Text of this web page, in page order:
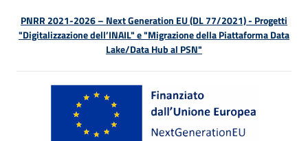
PNRR 2021-2026 – Next Generation EU (DL 77/2021) - Progetti
"Digitalizzazione dell’INAIL" e "Migrazione della Piattaforma Data
Lake/Data Hub al PSN"